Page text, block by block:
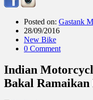
Posted on: Gastank
28/09/2016
New Bike
0 Comment
Indian
Bakal